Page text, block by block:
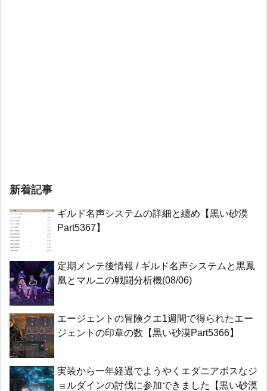
新着記事
ギルド名声システムの詳細と纏め【黒い砂漠
Part5367】
定期メンテ後情報 / ギルド名声システムと黒鳳
凰とマルニの戦闘分析機(08/06)
エージェントの冒険クエ1週間で得られたエー
ジェントの印章の数【黒い砂漠Part5366】
実装から一年経過でようやくエダニアボスなジ
ョルダインの討伐に参加できました【黒い砂漠